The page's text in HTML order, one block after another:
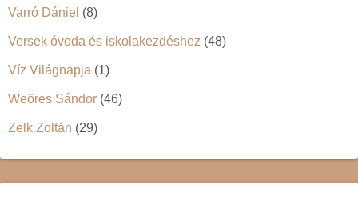
Varró Dániel (8)
Versek óvoda és iskolakezdéshez (48)
Víz Világnapja (1)
Weöres Sándor (46)
Zelk Zoltán (29)